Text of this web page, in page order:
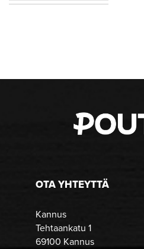
OTA YHTEYTTÄ
Kannus
Tehtaankatu 1
69100 Kannus